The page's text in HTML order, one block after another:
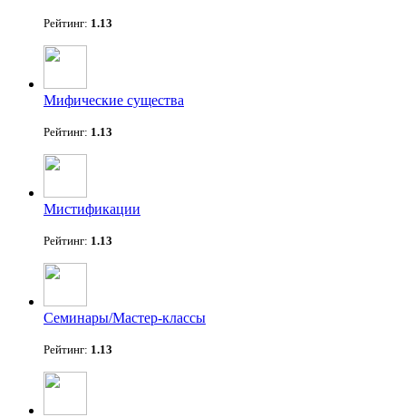
Рейтинг: 1.13
Мифические существа
Рейтинг: 1.13
Мистификации
Рейтинг: 1.13
Семинары/Мастер-классы
Рейтинг: 1.13